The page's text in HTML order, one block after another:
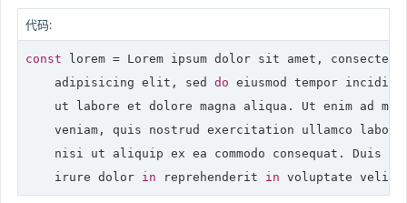
代码:
const lorem = Lorem ipsum dolor sit amet,
    adipisicing elit, sed
do eiusmod tempor
ut labore et dolore magna aliqua. Ut enim ad
veniam, quis nostrud exercitation ullamco
nisi ut aliquip ex ea commodo consequat. Duis
    irure dolor
in reprehenderit in voluptate velit